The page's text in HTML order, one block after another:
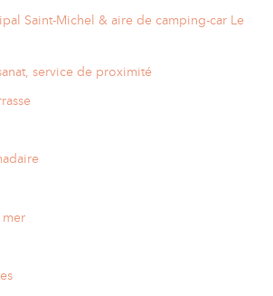
Saint-Michel & aire de camping-car Le
service de proximité